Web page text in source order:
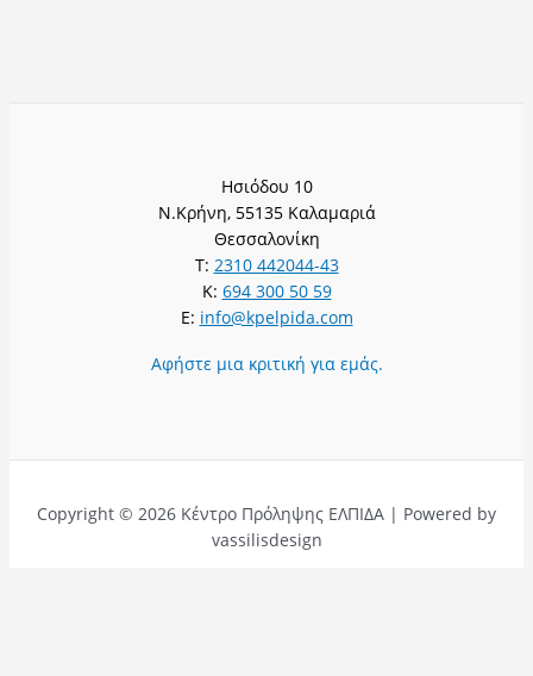
Ησιόδου 10
Ν.Κρήνη, 55135 Καλαμαριά
Θεσσαλονίκη
T: 2310 442044-43
K: 694 300 50 59
E: info@kpelpida.com
Αφήστε μια κριτική για εμάς.
Copyright © 2026 Κέντρο Πρόληψης ΕΛΠΙΔΑ | Powered by
vassilisdesign